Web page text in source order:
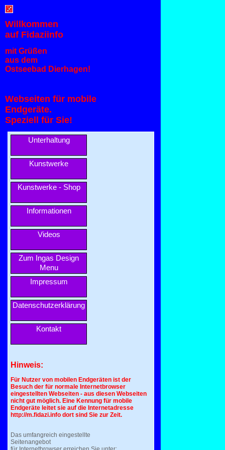
Willkommen
auf Fidaziinfo
mit Grüßen
aus dem
Ostseebad Dierhagen!
Webseiten für mobile
Endgeräte.
Speziell für Sie!
Unterhaltung
Kunstwerke
Kunstwerke - Shop
Informationen
Videos
Zum Ingas Design
Menu
Impressum
Datenschutzerklärung
Kontakt
Hinweis:
Für Nutzer von mobilen Endgeräten ist der
Besuch der für normale Internetbrowser
eingestellten Webseiten - aus diesen Webseiten
nicht gut möglich. Eine Kennung für mobile
Endgeräte leitet sie auf die Internetadresse
http://m.fidazi.info dort sind Sie zur Zeit.
Das umfangreich eingestellte
Seitenangebot